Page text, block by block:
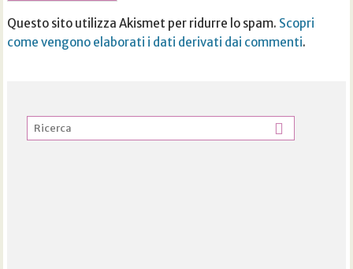
Questo sito utilizza Akismet per ridurre lo spam. Scopri
come vengono elaborati i dati derivati dai commenti.